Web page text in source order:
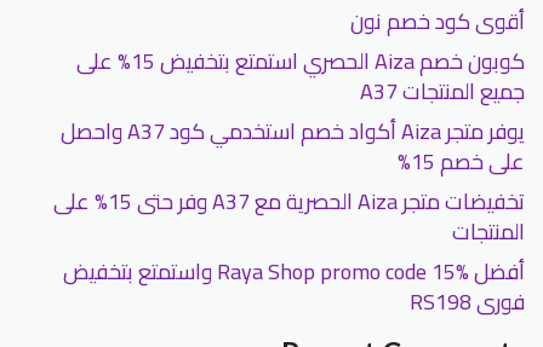
أقوى كود خصم نون
كوبون خصم Aiza الحصري استمتع بتخفيض 15% على
جميع المنتجات A37
يوفر متجر Aiza أكواد خصم استخدمي كود A37 واحصل
على خصم 15%
تخفيضات متجر Aiza الحصرية مع A37 وفر حتى 15% على
المنتجات
أفضل Raya Shop promo code 15% واستمتع بتخفيض
فورى RS198